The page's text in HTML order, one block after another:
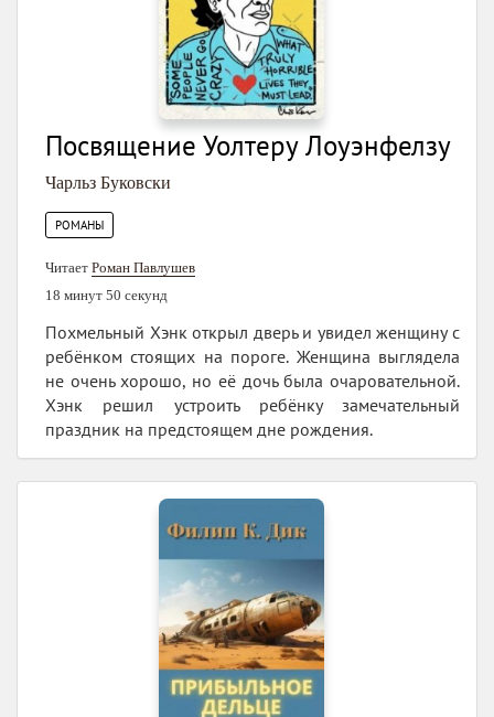
Посвящение Уолтеру Лоуэнфелзу
Чарльз Буковски
РОМАНЫ
Читает Роман Павлушев
18 минут 50 секунд
Похмельный Хэнк открыл дверь и увидел женщину с
ребёнком стоящих на пороге. Женщина выглядела
не очень хорошо, но её дочь была очаровательной.
Хэнк решил устроить ребёнку замечательный
праздник на предстоящем дне рождения.